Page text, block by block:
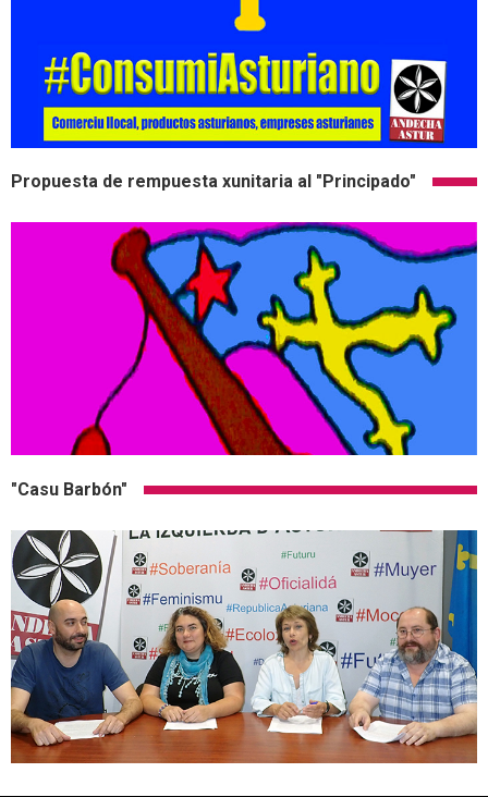
Propuesta de rempuesta xunitaria al "Principado"
"Casu Barbón"